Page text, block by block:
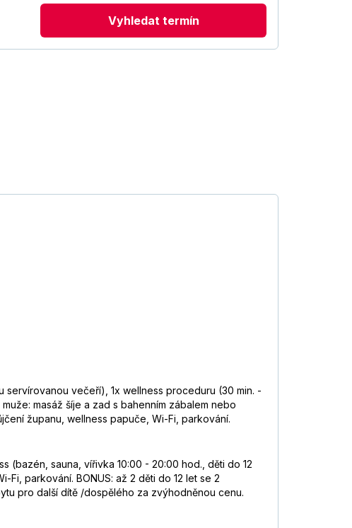
Vyhledat termín
večeří), 1x wellness proceduru (30 min. -
masáž šíje a zad s bahenním zábalem nebo
županu, wellness papuče, Wi-Fi, parkování.
(bazén, sauna, vířivka 10:00 - 20:00 hod., děti do 12
parkování. BONUS: až 2 děti do 12 let se 2
pro další dítě /dospělého za zvýhodněnou cenu.